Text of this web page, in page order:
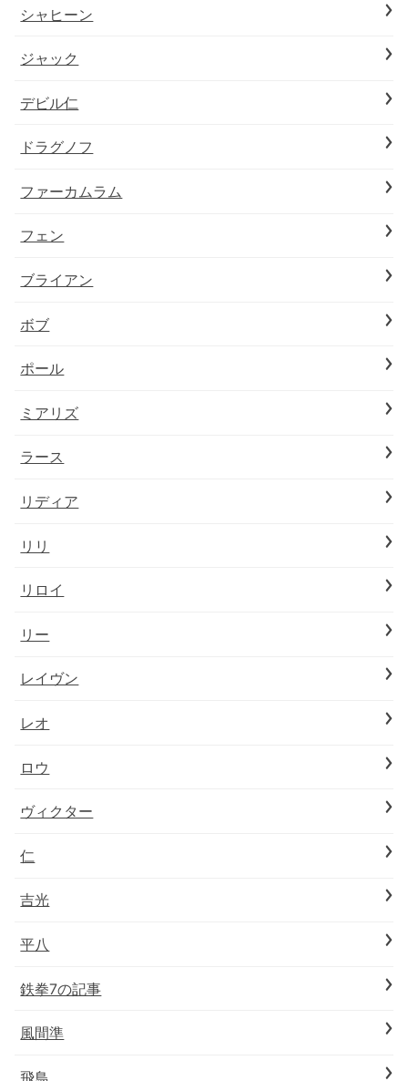
シャヒーン
ジャック
デビル仁
ドラグノフ
ファーカムラム
フェン
ブライアン
ボブ
ポール
ミアリズ
ラース
リディア
リリ
リロイ
リー
レイヴン
レオ
ロウ
ヴィクター
仁
吉光
平八
鉄拳7の記事
風間準
飛鳥